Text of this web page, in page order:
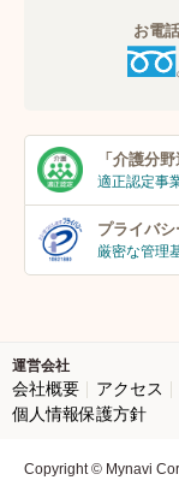
お電
「介護分野
適正認定事
プライバシ
厳密な管理
運営会社
会社概要 アクセス
個人情報保護方針
Copyright © Mynavi